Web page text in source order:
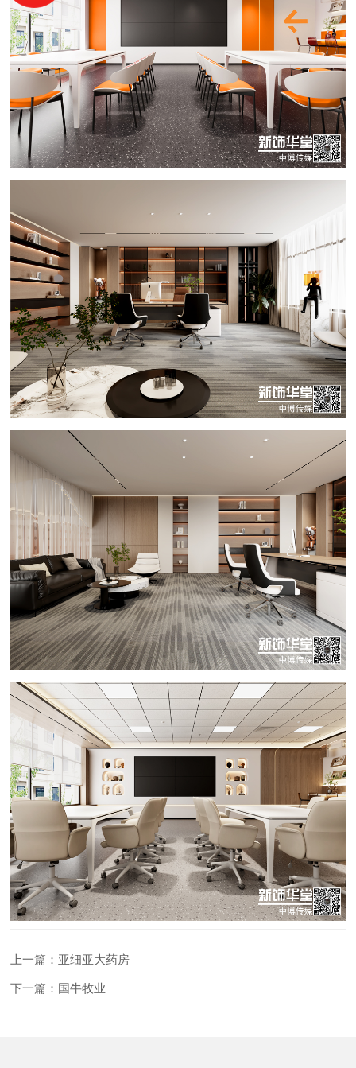
上一篇：亚细亚大药房
下一篇：国牛牧业